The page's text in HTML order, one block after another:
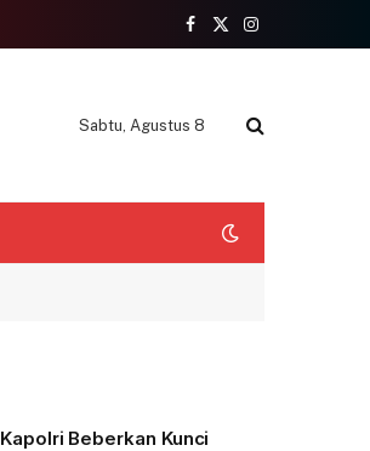
Facebook
X
Instagram
Sabtu, Agustus 8
Kapolri Beberkan Kunci